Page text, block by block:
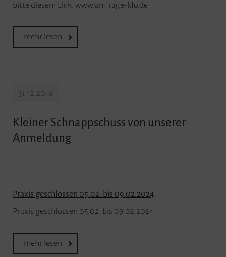
bitte diesem Link: www.umfrage-kfo.de
mehr lesen
31.12.2018
Kleiner Schnappschuss von unserer
Anmeldung
Praxis geschlossen 05.02. bis 09.02.2024
Praxis geschlossen 05.02. bis 09.02.2024
mehr lesen